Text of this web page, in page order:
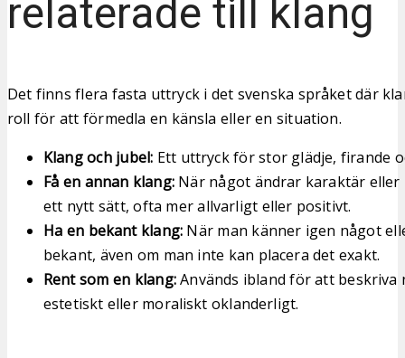
relaterade till klang
Det finns flera fasta uttryck i det svenska språket där
roll för att förmedla en känsla eller en situation.
Klang och jubel: Ett uttryck för stor glädje, firande
Få en annan klang:När något ändrar karaktär
ett nytt sätt, ofta mer allvarligt eller positivt.
Ha en bekant klang: När man känner igen något
bekant, även om man inte kan placera det exakt.
Rent som en klang:Används ibland för att beskriva
estetiskt eller moraliskt oklanderligt.